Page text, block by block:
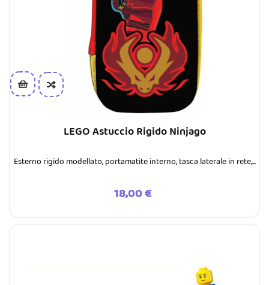
LEGO Astuccio Rigido Ninjago
Esterno rigido modellato, portamatite interno, tasca laterale in rete,...
Prezzo
18,00 €